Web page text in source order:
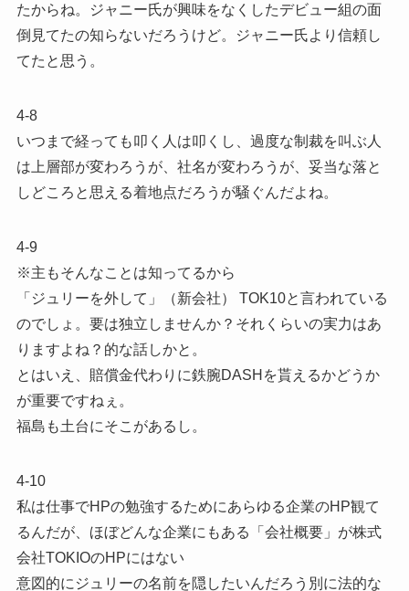
たからね。ジャニー氏が興味をなくしたデビュー組の面
倒見てたの知らないだろうけど。ジャニー氏より信頼し
てたと思う。
4-8
いつまで経っても叩く人は叩くし、過度な制裁を叫ぶ人
は上層部が変わろうが、社名が変わろうが、妥当な落と
しどころと思える着地点だろうが騒ぐんだよね。
4-9
※主もそんなことは知ってるから
「ジュリーを外して」（新会社） TOK10と言われている
のでしょ。要は独立しませんか？それくらいの実力はあ
りますよね？的な話しかと。
とはいえ、賠償金代わりに鉄腕DASHを貰えるかどうか
が重要ですねぇ。
福島も土台にそこがあるし。
4-10
私は仕事でHPの勉強するためにあらゆる企業のHP観て
るんだが、ほぼどんな企業にもある「会社概要」が株式
会社TOKIOのHPにはない
意図的にジュリーの名前を隠したいんだろう別に法的な